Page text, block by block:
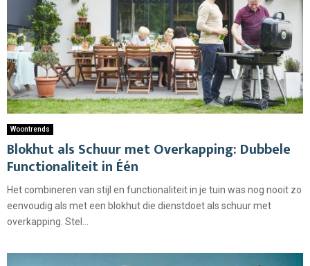
Woontrends
Blokhut als Schuur met Overkapping: Dubbele
Functionaliteit in Één
Het combineren van stijl en functionaliteit in je tuin was nog nooit zo
eenvoudig als met een blokhut die dienstdoet als schuur met
overkapping. Stel...